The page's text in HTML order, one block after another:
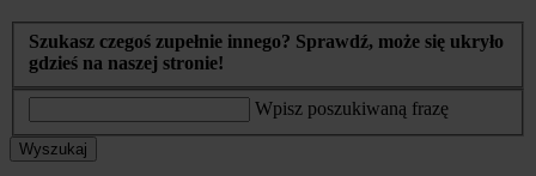
Szukasz czegoś zupełnie innego? Sprawdź, może się ukryło
gdzieś na naszej stronie!
Wpisz poszukiwaną frazę
Wyszukaj